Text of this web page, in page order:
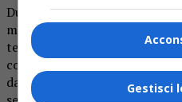
Durante il pomeriggio, è
miglioramento delle
temperature che raggiungono
condizioni di vento sono
da Nord-Est. L’umiditàGestisci